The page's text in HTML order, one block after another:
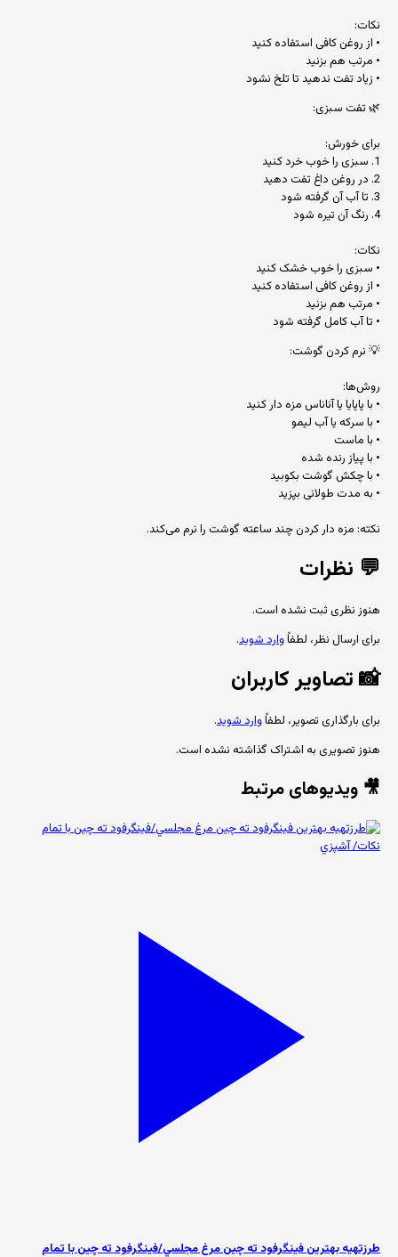
نکات:
• از روغن کافی استفاده کنید
• مرتب هم بزنید
• زیاد تفت ندهید تا تلخ نشود
🌿 تفت سبزی:
برای خورش:
1. سبزی را خوب خرد کنید
2. در روغن داغ تفت دهید
3. تا آب آن گرفته شود
4. رنگ آن تیره شود
نکات:
• سبزی را خوب خشک کنید
• از روغن کافی استفاده کنید
• مرتب هم بزنید
• تا آب کامل گرفته شود
💡 نرم کردن گوشت:
روش‌ها:
• با پاپایا یا آناناس مزه دار کنید
• با سرکه یا آب لیمو
• با ماست
• با پیاز رنده شده
• با چکش گوشت بکوبید
• به مدت طولانی بپزید
نکته: مزه دار کردن چند ساعته گوشت را نرم می‌کند.
💬 نظرات
هنوز نظری ثبت نشده است.
برای ارسال نظر، لطفاًوارد شوید.
📸تصاویر کاربران
برای بارگذاری تصویر، لطفاًوارد شوید.
هنوز تصویری به اشتراک گذاشته نشده است.
🎥 ویدیوهای مرتبط
طرزتهيه بهترين فینگرفود ته چين مرغ مجلسي/فينگرفود ته چين با تمام